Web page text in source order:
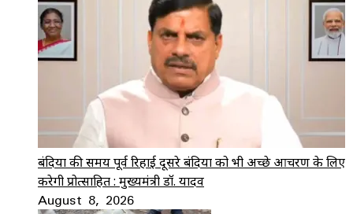
बंदियों की समय पूर्व रिहाई दूसरे बंदियों को भी अच्छे आचरण के लिए
करेगी प्रोत्साहित : मुख्यमंत्री डॉ. यादव
August 8, 2026